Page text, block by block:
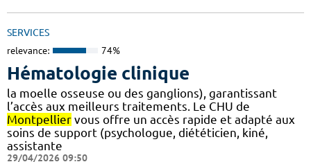
SERVICES
relevance: 74%
Hématologie clinique
la moelle osseuse ou des ganglions), garantissant
l’accès aux meilleurs traitements. Le CHU de
Montpellier vous offre un accès rapide et adapté aux
soins de support (psychologue, diététicien, kiné,
assistante
29/04/2026 09:50